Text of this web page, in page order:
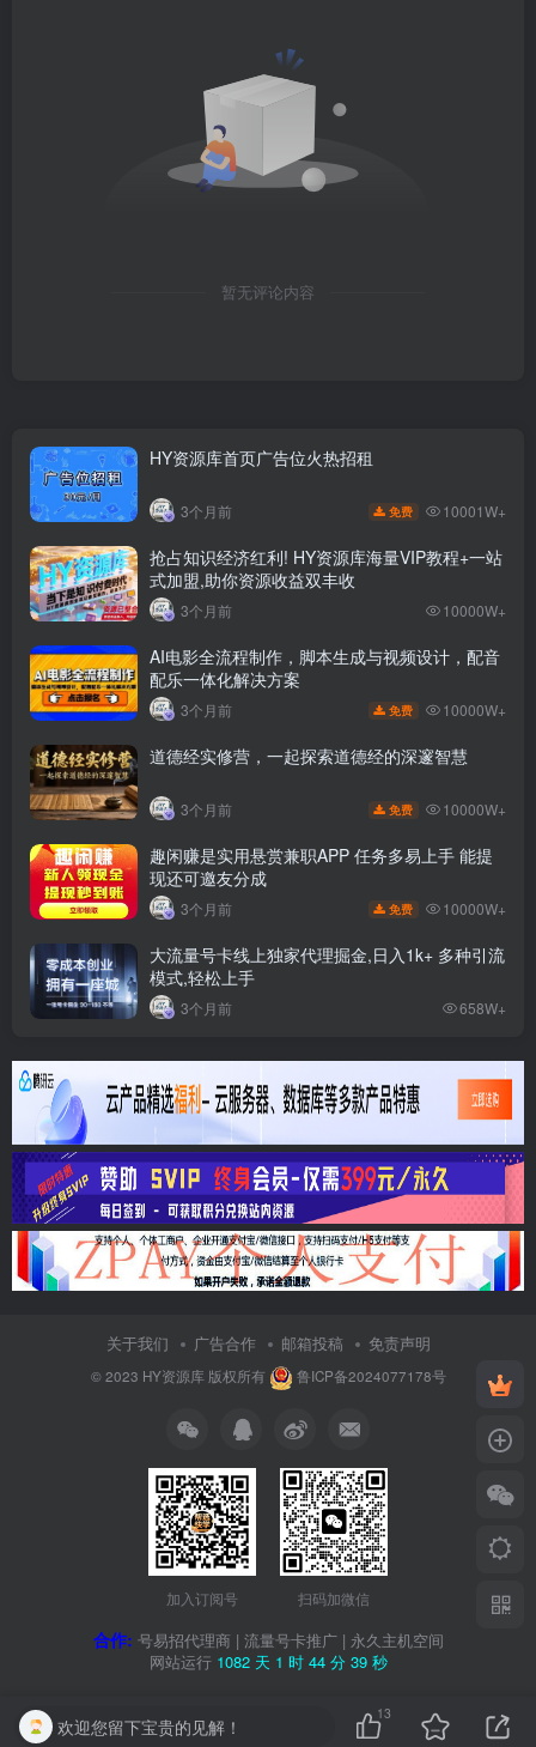
暂无评论内容
HY资源库首页广告位火热招租
3个月前 免费 10001W+
抢占知识经济红利! HY资源库海量VIP教程+一站
式加盟,助你资源收益双丰收
3个月前 10000W+
AI电影全流程制作，脚本生成与视频设计，配音
配乐一体化解决方案
3个月前 免费 10000W+
道德经实修营，一起探索道德经的深邃智慧
3个月前 免费 10000W+
趣闲赚是实用悬赏兼职APP 任务多易上手 能提
现还可邀友分成
3个月前 免费 10000W+
大流量号卡线上独家代理掘金,日入1k+ 多种引流
模式,轻松上手
3个月前 658W+
关于我们 广告合作 邮箱投稿 免责声明
© 2023 HY资源库版权所有 鲁ICP备2024077178号
加入订阅号 扫码加微信
合作: 号易招代理商 | 流量号卡推广| 永久主机空间
网站运行 1082 天 1 时 44 分 40 秒
欢迎您留下宝贵的见解！
13